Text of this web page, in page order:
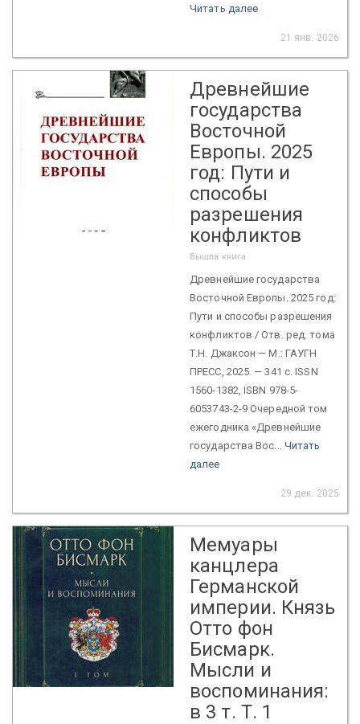
Читать далее
21 янв. 2026
Древнейшие
государства
Восточной
Европы. 2025
год: Пути и
способы
разрешения
конфликтов
Вышла книга
Древнейшие государства
Восточной Европы. 2025 год:
Пути и способы разрешения
конфликтов / Отв. ред. тома
Т.Н. Джаксон — М.: ГАУГН
ПРЕСС, 2025. — 341 с. ISSN
1560-1382, ISBN 978-5-
6053743-2-9 Очередной том
ежегодника «Древнейшие
государства Вос... Читать
далее
29 дек. 2025
Мемуары
канцлера
Германской
империи. Князь
Отто фон
Бисмарк.
Мысли и
воспоминания:
в 3 т. Т. 1